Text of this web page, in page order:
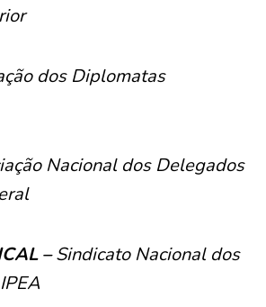
dos Diplomatas
Nacional dos Delegados
–Sindicato Nacional dos